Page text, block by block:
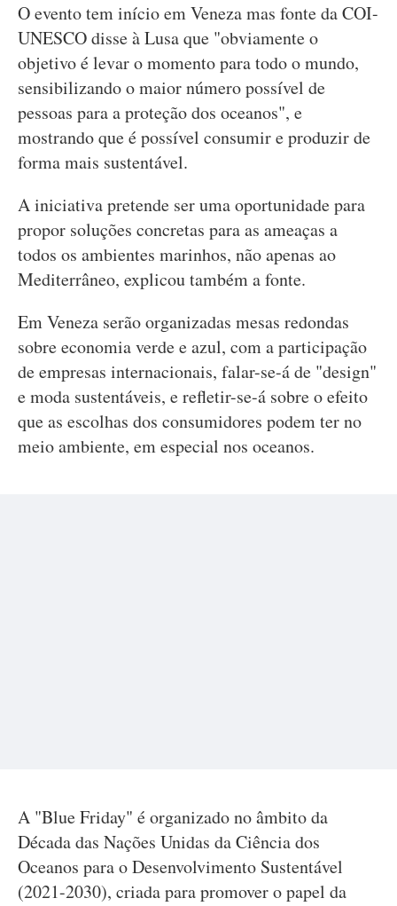
O evento tem início em Veneza mas fonte da COI-
UNESCO disse à Lusa que "obviamente o
objetivo é levar o momento para todo o mundo,
sensibilizando o maior número possível de
pessoas para a proteção dos oceanos", e
mostrando que é possível consumir e produzir de
forma mais sustentável.
A iniciativa pretende ser uma oportunidade para
propor soluções concretas para as ameaças a
todos os ambientes marinhos, não apenas ao
Mediterrâneo, explicou também a fonte.
Em Veneza serão organizadas mesas redondas
sobre economia verde e azul, com a participação
de empresas internacionais, falar-se-á de "design"
e moda sustentáveis, e refletir-se-á sobre o efeito
que as escolhas dos consumidores podem ter no
meio ambiente, em especial nos oceanos.
A "Blue Friday" é organizado no âmbito da
Década das Nações Unidas da Ciência dos
Oceanos para o Desenvolvimento Sustentável
(2021-2030), criada para promover o papel da